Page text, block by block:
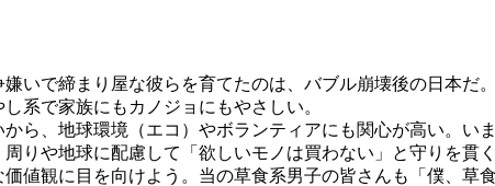
いで締まり屋な彼らを育てたのは、バブル崩壊後の日本だ
系で家族にもカノジョにもやさしい。
、地球環境（エコ）やボランティアにも関心が高い。い
りや地球に配慮して「欲しいモノは買わない」と守りを貫
値観に目を向けよう。当の草食系男子の皆さんも「僕、草